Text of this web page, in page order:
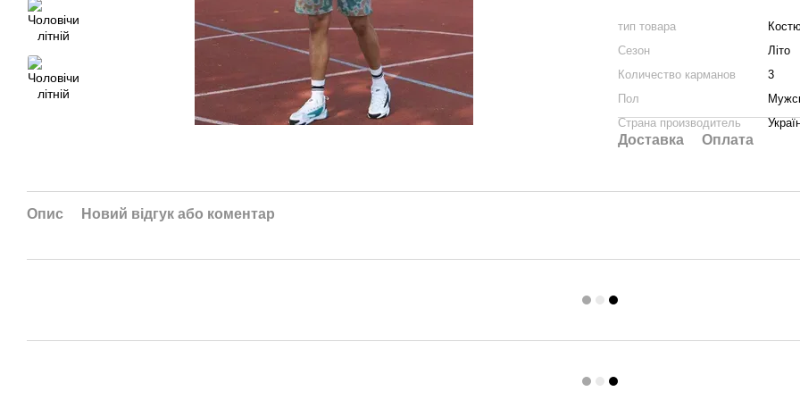
тип товара
Сезон
Літо
Количество карманов
3
Пол
Страна производитель
Доставка Оплата
Опис Новий відгук або коментар